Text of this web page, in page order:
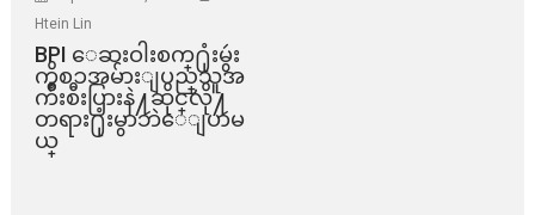
Htein Lin
BPI ​ေဆးဝါးစက္​႐ုံးမွဴး
ကိစၥအမ်ားျပည္​သူအ
က်ိဳးစီးပြားနဲ႔ဆိုင္​လို႔
တရား႐ုံးမွာဘဲေျပာမ
ယ္​